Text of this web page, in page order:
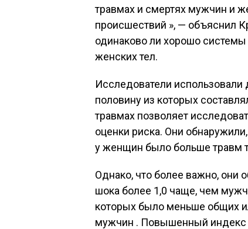
травмах и смертях мужчин и
происшествий », — объяснил
одинаково ли хорошо
женских тел.
Исследователи
половину из которых
травмах позволяет
оценки риска. Они
у женщин было больше травм
Однако, что более важно,
шока более 1,0 чаще, чем
которых было меньше общих
мужчин . Повышенный индекс